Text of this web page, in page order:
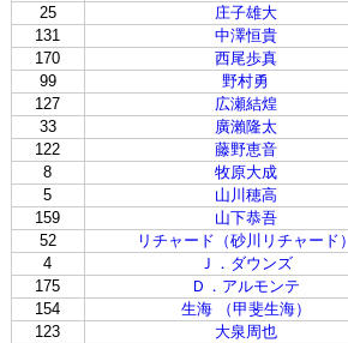
25
庄子雄大
131
中澤恒貴
170
西尾歩真
99
野村勇
127
広瀬結煌
33
廣瀨隆太
122
藤野恵音
8
牧原大成
5
山川穂高
159
山下恭吾
52
リチャード（砂川リチャード）
4
Ｊ．ダウンズ
175
Ｄ．アルモンテ
154
生海 （甲斐生海）
123
大泉周也